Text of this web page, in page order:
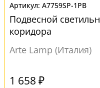
A7759SP-1PB
Подвесной
коридора
Arte Lamp (Италия)
1 658 ₽